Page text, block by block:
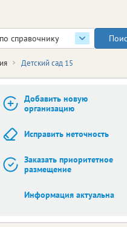
по справочнику
Детский сад 15
Добавить новую
организацию
Исправить неточность
Заказать приоритетное
размещение
Информация актуальна